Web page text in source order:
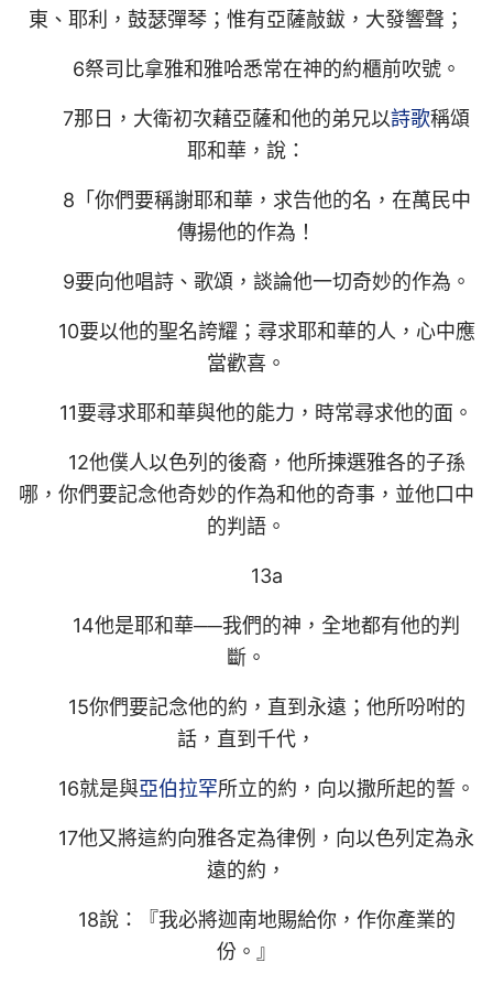
東、耶利，鼓瑟彈琴；惟有亞薩敲鈸，大發響聲；
6祭司比拿雅和雅哈悉常在神的約櫃前吹號。
7那日，大衛初次藉亞薩和他的弟兄以詩歌稱頌
耶和華，說：
8「你們要稱謝耶和華，求告他的名，在萬民中
傳揚他的作為！
9要向他唱詩、歌頌，談論他一切奇妙的作為。
10要以他的聖名誇耀；尋求耶和華的人，心中應
當歡喜。
11要尋求耶和華與他的能力，時常尋求他的面。
12他僕人以色列的後裔，他所揀選雅各的子孫
哪，你們要記念他奇妙的作為和他的奇事，並他口中
的判語。
13a
14他是耶和華──我們的神，全地都有他的判
斷。
15你們要記念他的約，直到永遠；他所吩咐的
話，直到千代，
16就是與亞伯拉罕所立的約，向以撒所起的誓。
17他又將這約向雅各定為律例，向以色列定為永
遠的約，
18說：『我必將迦南地賜給你，作你產業的
份。』